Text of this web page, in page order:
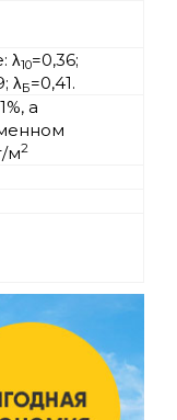
λ10=0,36;
λБ=0,41.
а
м2